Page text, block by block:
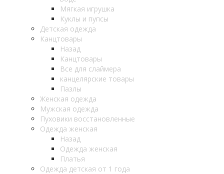
Мягкая игрушка
Куклы и пупсы
Детская одежда
Канцтовары
Назад
Канцтовары
Все для слаймера
канцелярские товары
Пазлы
Женская одежда
Мужская одежда
Пуховики восстановленные
Одежда женская
Назад
Одежда женская
Платья
Одежда детская от 1 года